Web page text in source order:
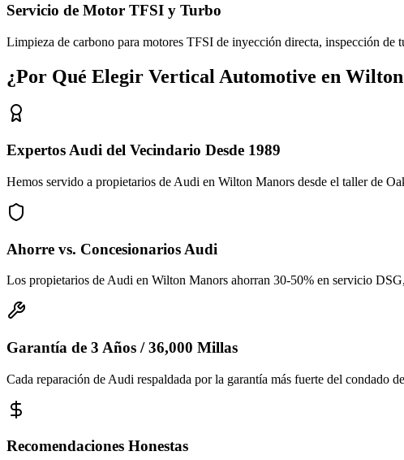
Servicio de Motor TFSI y Turbo
Limpieza de carbono para motores TFSI de inyección directa, inspección
¿Por Qué Elegir Vertical Automotive en
Expertos Audi del Vecindario Desde 1989
Hemos servido a propietarios de Audi en Wilton Manors desde el taller de
Ahorre vs. Concesionarios Audi
Los propietarios de Audi en Wilton Manors ahorran 30-50% en servicio
Garantía de 3 Años / 36,000 Millas
Cada reparación de Audi respaldada por la garantía más fuerte del condado
Recomendaciones Honestas